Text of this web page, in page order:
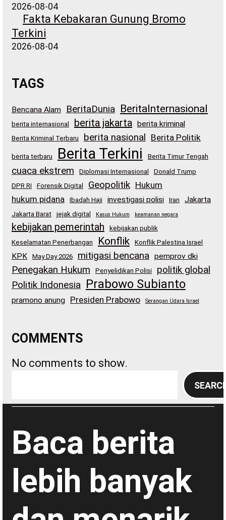
2026-08-04
Fakta Kebakaran Gunung Bromo
Terkini
2026-08-04
TAGS
Bencana Alam BeritaDunia BeritaInternasional
berita internasional berita jakarta berita kriminal
Berita Kriminal Terbaru berita nasional Berita Politik
berita terbaru Berita Terkini Berita Timur Tengah
cuaca ekstrem Diplomasi Internasional
Donald Trump
DPR RI
Forensik Digital Geopolitik Hukum
hukum pidana
Ibadah Haji investigasi polisi Iran Jakarta
Jakarta Barat jejak digital Kasus Hukum keamanan negara
kebijakan pemerintah
kebijakan publik
Keselamatan Penerbangan
Konflik Konflik Palestina Israel
KPK May Day 2026 mitigasi bencana pemprov dki
Penegakan Hukum Penyelidikan Polisi
politik global
Politik Indonesia Prabowo Subianto
pramono anung Presiden Prabowo Serangan Udara Israel
COMMENTS
No comments to show.
a
c
Baca berita
lebih banyak